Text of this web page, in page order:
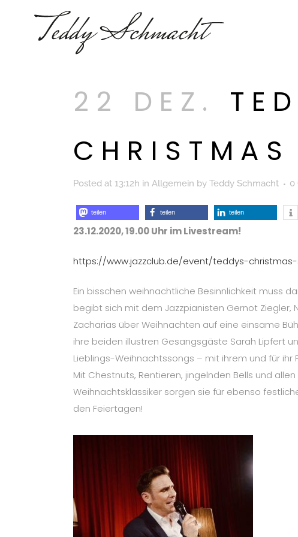
22 DEZ.
CHRISTMAS
Posted at 13:12h in Allgemein by Teddy Schmacht 0
teilen teilen teilen
23.12.2020, 19.00 Uhr im Livestream!
https://www.jazzclub.de/event/teddys-
Ein bisschen weihnachtliche Besinnlichkeit muss
begibt sich mit dem Jazzpianisten Gernot Ziegler,
Zacharias über Weihnachten auf eine einsame
ihre beiden illustren Gesangsgäste Sarah Lipfert
Lieblings-Weihnachtssongs – mit ihrem und für ihr
Mit Chestnuts, Rentieren, jingelnden Bells und
Weihnachtsklassiker sorgen sie für ebenso
den Feiertagen!